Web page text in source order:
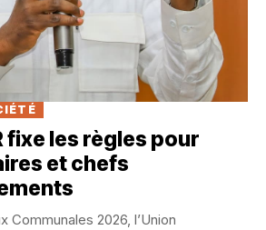
fixe les règles pour
et chefs
Communales 2026, l’Union